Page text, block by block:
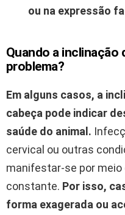
ou na expressão
Quando a inclinação
problema?
Em alguns casos, a
cabeça pode indicar
saúde do animal.
cervical ou outras
manifestar-se por
constante. Por isso,
forma exagerada ou